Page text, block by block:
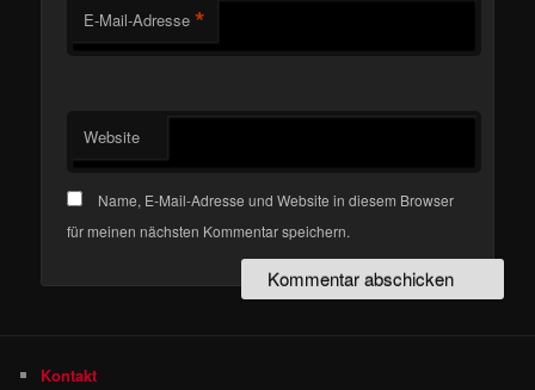
E-Mail-Adresse *
Website
Name, E-Mail-Adresse und Website in diesem Browser
für meinen nächsten Kommentar speichern.
Kontakt